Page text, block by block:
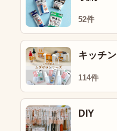
52件
キッチン
114件
DIY